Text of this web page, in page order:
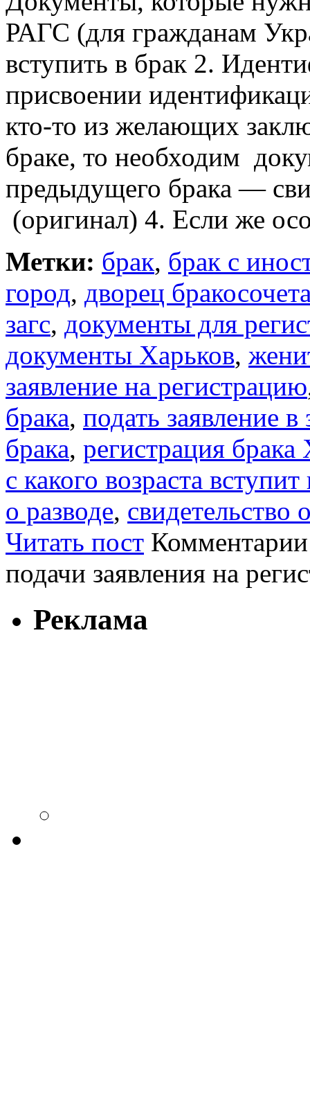
РАГС (для гражданам
вступить в брак 2.
присвоении
кто-то из желающих
браке, то необходим
предыдущего брака —
(оригинал) 4. Если же
Метки: брак, брак с
город, дворец
загс, документы для
документы Харьков,
заявление на регистрацию
брака, подать заявление в
брака, регистрация брака
с какого возраста вступит
о разводе, свидетельство
Читать пост Комментарии
подачи заявления на
Реклама